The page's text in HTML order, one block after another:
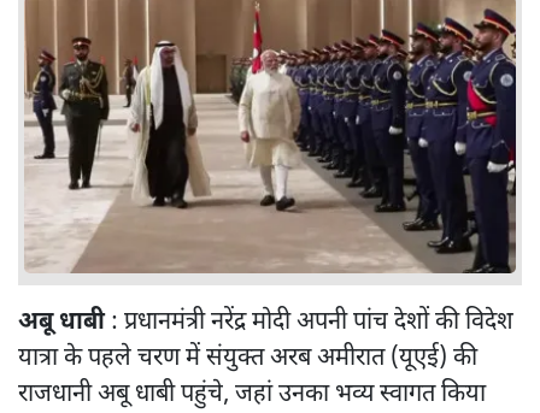
अबू धाबी: प्रधानमंत्री नरेंद्र मोदी अपनी पांच देशों की विदेश
यात्रा के पहले चरण में संयुक्त अरब अमीरात (यूएई) की
राजधानी अबू धाबी पहुंचे, जहां उनका भव्य स्वागत किया